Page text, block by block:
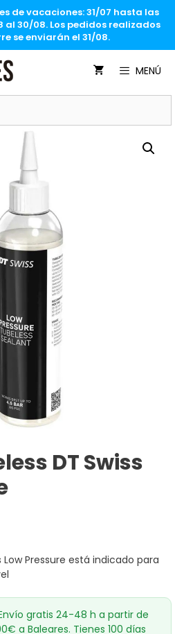
de vacaciones: 31/07 hasta las
al 30/08. Los pedidos realizados
se enviarán el 31/08.
MENÚ
DT Swiss
Low Pressure está indicado para
gratis 24-48 h a partir de
a Baleares. Tienes 100 días